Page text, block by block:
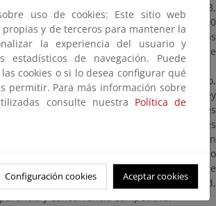
de Costas en Asturias (Plaza de España 3,
lunes a viernes no festivos, de 9:00 a 14:00
el cual los interesados podrán formular las
oportunas. Una copia del expediente se
de Villaviciosa.
en el artículo 74.3, apartado segundo,
Costas, en su redacción dada por la Ley
de modificación de diversas leyes
la Ley sobre el libre acceso alas actividades
si durante el trámite de información
nueva solicitud de ocupación del dominio
con objeto similar, el procedimiento se
los principios de publicidad, objetividad,
y concurrencia competitiva.
uso de cookies: Este sitio web
propias y de terceros para mantener la
la experiencia del usuario y
estadísticos de navegación. Puede
cookies o si lo desea configurar qué
permitir. Para más información sobre
consulte nuestra Política de
Configuración cookies Aceptar cookies